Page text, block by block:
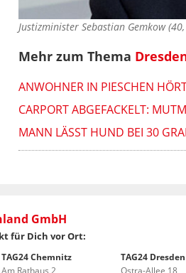
Justizminister Sebastian Gemkow
Mehr zum Thema
ANWOHNER IN PIESCHEN
CARPORT ABGEFACKELT:
MANN LÄSST HUND BEI 30
GmbH
für Dich vor Ort:
TAG24 Chemnitz
Am Rathaus 2
TAG24 Dresden
Ostra-Allee 18